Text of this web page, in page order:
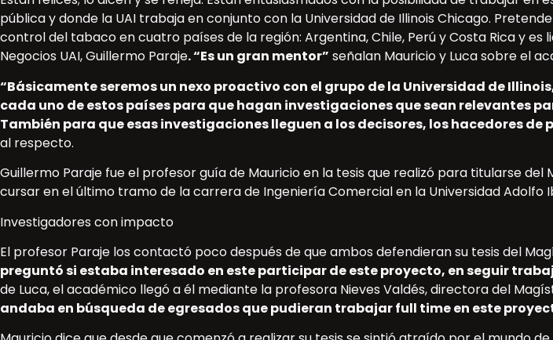
pública y donde la UAI trabaja en conjunto con la Universidad de Illinois Chicago.
control del tabaco en cuatro países de la región: Argentina, Chile, Perú y Costa Rica y
Negocios UAI, Guillermo Paraje. “Es un gran mentor” señalan Mauricio y Luca sobre el
“Básicamente seremos un nexo proactivo con el grupo de la Universidad de
cada uno de estos países para que hagan investigaciones que sean relevantes
También para que esas investigaciones lleguen a los decisores, los hacedores de
al respecto.
Guillermo Paraje fue el profesor guía de Mauricio en la tesis que realizó para titularse
cursar en el último tramo de la carrera de Ingeniería Comercial en la Universidad Adolfo
Investigadores con impacto
El profesor Paraje los contactó poco después de que ambos defendieran su tesis del
preguntó si estaba interesado en este participar de este proyecto, en seguir
de Luca, el académico llegó a él mediante la profesora Nieves Valdés, directora del
andaba en búsqueda de egresados que pudieran trabajar full time en este